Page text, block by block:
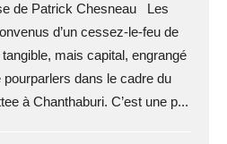
de Patrick Chesneau Les
d’un cessez-le-feu de
mais capital, engrangé
dans le cadre du
à Chanthaburi. C’est une p...